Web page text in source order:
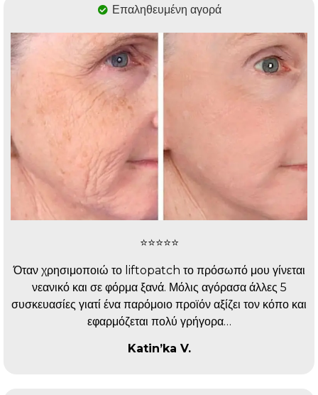
Επαληθευμένη αγορά
⭐️⭐️⭐️⭐️⭐️
Όταν χρησιμοποιώ το liftopatch το πρόσωπό μου γίνεται
νεανικό και σε φόρμα ξανά. Μόλις αγόρασα άλλες 5
συσκευασίες γιατί ένα παρόμοιο προϊόν αξίζει τον κόπο και
εφαρμόζεται πολύ γρήγορα…
Katin’ka V.